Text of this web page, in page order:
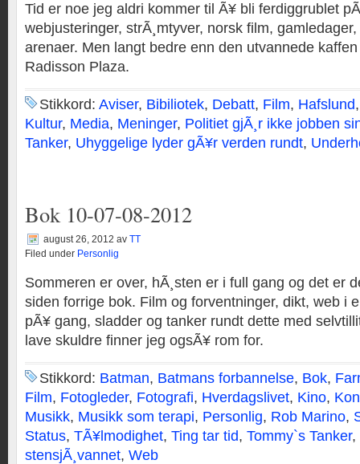
Tid er noe jeg aldri kommer til Ã¥ bli ferdiggrublet
webjusteringer, strÃ¸mtyver, norsk film,
arenaer. Men langt bedre enn den utvannede
Radisson Plaza.
Stikkord: Aviser, Bibiliotek, Debatt, Film, Hafslund
Kultur, Media, Meninger, Politiet gjÃ¸r ikke jobben
Tanker, Uhyggelige lyder gÃ¥r verden rundt,
Bok 10-07-08-2012
august 26, 2012 av TT
Filed under Personlig
Sommeren er over, hÃ¸sten er i full gang og det er
siden forrige bok. Film og forventninger, dikt, web i
pÃ¥ gang, sladder og tanker rundt dette med
lave skuldre finner jeg ogsÃ¥ rom for.
Stikkord: Batman, Batmans forbannelse, Bok,
Film, Fotogleder, Fotografi, Hverdagslivet, Kino,
Musikk, Musikk som terapi, Personlig, Rob Marino,
Status, TÃ¥lmodighet, Ting tar tid, Tommy`s Tanker,
stensjÃ¸vannet, Web